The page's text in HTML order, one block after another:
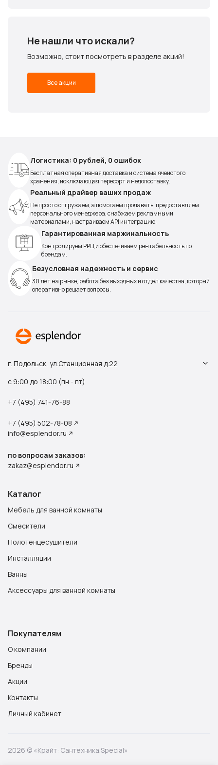
Не нашли что искали?
Возможно, стоит посмотреть в разделе акций!
Все акции
Логистика: 0 рублей, 0 ошибок
Бесплатная оперативная доставка и система ячеистого
хранения, исключающая пересорт и недопоставку.
Реальный драйвер ваших продаж
Не просто отгружаем, а помогаем продавать: предоставляем
персонального менеджера, снабжаем рекламными
материалами, настраиваем API интеграцию.
Гарантированная маржинальность
Контролируем РРЦ и обеспечиваем рентабельность по
брендам.
Безусловная надежность и сервис
30 лет на рынке, работа без выходных и отдел качества, который
оперативно решает вопросы.
г. Подольск, ул.Станционная д.22
с 9:00 до 18:00 (пн - пт)
+7 (495) 741-76-88
+7 (495) 502-78-08
info@esplendor.ru
по вопросам заказов:
zakaz@esplendor.ru
Каталог
Мебель для ванной комнаты
Смесители
Полотенцесушители
Инсталляции
Ванны
Аксессуары для ванной комнаты
Покупателям
О компании
Бренды
Акции
Контакты
Личный кабинет
2026 © «Крайт: Сантехника.Special»